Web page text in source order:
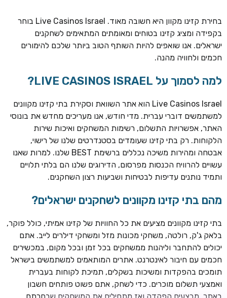
ROYSPINS
MEGAPARI
בונוס קבלת פנים: עד 125% בונוס עד €450 + 250 ספינים חינם
חבילת קבלת פנים: עד 280% בונוס עד €2,200 + 230 ספינים
בחירת קזינו מקוון היא חשובה מאוד. Live Casinos Israel בוחר
בקפידה ומציג קזינו בטוחים ומאומתים המתאימים לשחקנים
ישראלים. אנו שואפים להיות השותף הטוב ביותר שלכם להימורים
חכמים ולחוויה מהנה.
למה לסמוך על LIVE CASINOS ISRAEL?
Live Casinos Israel הוא אתר השוואת וסקירת בתי קזינו מקוונים
למשתמשים דוברי עברית. מדי חודש, אנו מעריכים מחדש את בונוסי
האתר, אפשרויות התשלום, רשימות המשחקים ואיכות שירות
הלקוחות. רק בתי קזינו שעומדים בסטנדרטים שלנו של רישוי,
אבטחה ומהירות משיכה נכללים ברשימת BEST שלנו. למרות שאנו
עשויים להרוויח הכנסות מפרסום, הדירוגים שלנו הם בלתי תלויים
ותמיד נותנים עדיפות לבטיחות ושביעות רצון השחקנים.
מהם בתי קזינו מקוונים לשחקנים ישראלים?
בתי קזינו מקוונים מציעים את כל החוויות של קזינו אמיתי, כולל פוקר,
בלאק ג'ק, רולטה, משחקי מכונות מזל ומשחקי דילרים לייב. אתם
יכולים להתחבר וליהנות ממשחקים בכל זמן ובכל מקום, במכשירים
חכמים עם חיבור לאינטרנט. אתרים המותאמים למשתמשים בישראל
תומכים בהפקדות ומשיכות בשקלים, תמיכת לקוחות בעברית
ואמצעי תשלום מוכרים. כדי לשחק, אתם פשוט פותחים חשבון